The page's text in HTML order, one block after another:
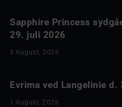
Sapphire Princess
29. juli 2026
3 August, 2026
Evrima ved Langelinie
1 August, 2026